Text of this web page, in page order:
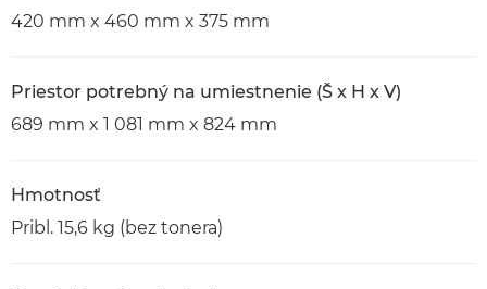
420 mm x 460 mm x 375 mm
Priestor potrebný na umiestnenie (Š x H x V)
689 mm x 1 081 mm x 824 mm
Hmotnosť
Pribl. 15,6 kg (bez tonera)